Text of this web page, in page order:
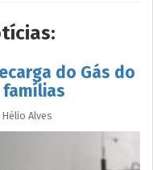
do Gás do
famílias
Hélio Alves